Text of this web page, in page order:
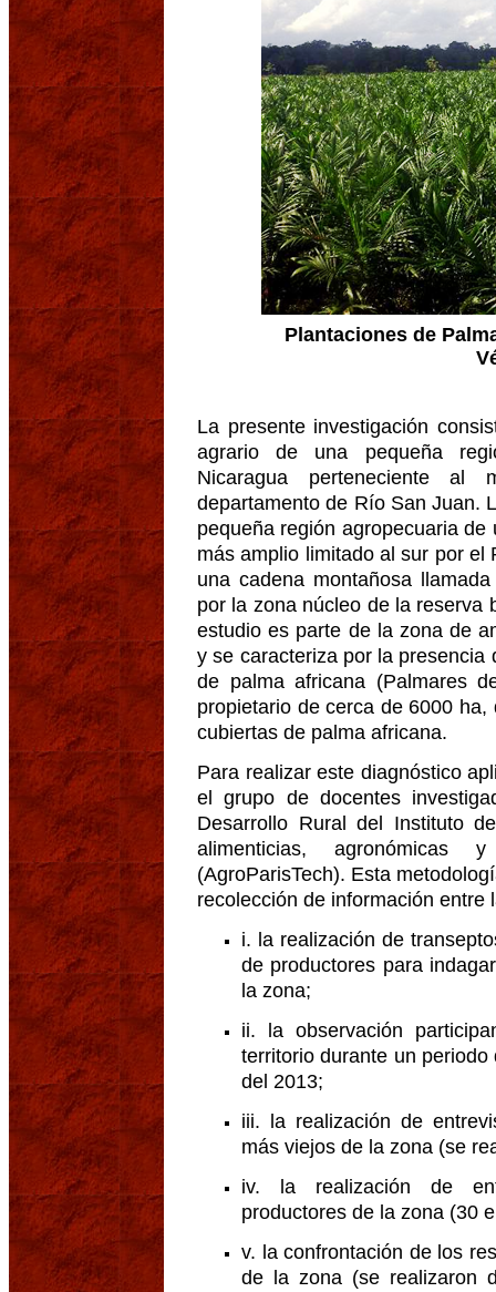
Plantaciones de
La presente investigación
agrario de una pequeña
Nicaragua perteneciente
departamento de Río San Juan.
pequeña región agropecuaria
más amplio limitado al sur por
una cadena montañosa
por la zona núcleo de la reserva
estudio es parte de la zona de
y se caracteriza por la presencia
de palma africana (Palmares
propietario de cerca de 6000
cubiertas de palma africana.
Para realizar este diagnóstico
el grupo de docentes
Desarrollo Rural del Instituto
alimenticias, agronómicas
(AgroParisTech). Esta
recolección de información entre
i. la realización de
de productores para
la zona;
ii. la observación
territorio durante un
del 2013;
iii. la realización de
más viejos de la zona (se
iv. la realización de
productores de la zona (30
v. la confrontación de los
de la zona (se realizaron